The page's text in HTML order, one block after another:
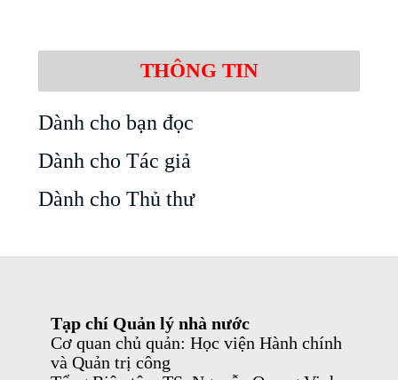
THÔNG TIN
Dành cho bạn đọc
Dành cho Tác giả
Dành cho Thủ thư
Tạp chí Quản lý nhà nước
Cơ quan chủ quản: Học viện Hành chính
và Quản trị công